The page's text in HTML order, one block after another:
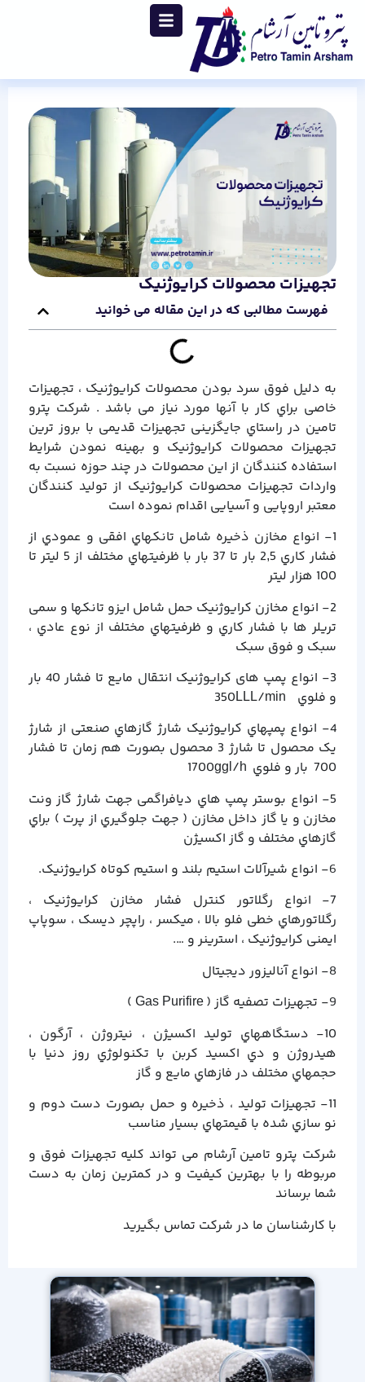
تجهیزات محصولات کرایوژنیک
فهرست مطالبی که در این مقاله می خوانید
به دلیل فوق سرد بودن محصولات کرایوژنیک ، تجهیزات
خاصی براي کار با آنها مورد نیاز می باشد . شرکت پترو
تامین در راستاي جایگزینی تجهیزات قدیمی با بروز ترین
تجهیزات محصولات کرایوژنیک و بهینه نمودن شرایط
استفاده کنندگان از این محصولات در چند حوزه نسبت به
واردات تجهیزات محصولات کرایوژنیک از تولید کنندگان
معتبر اروپایی و آسیایی اقدام نموده است
1- انواع مخازن ذخیره شامل تانکهاي افقی و عمودي از
فشار کاري 2,5 بار تا 37 بار با ظرفیتهاي مختلف از 5 لیتر تا
100 هزار لیتر
2- انواع مخازن کرایوژنیک حمل شامل ایزو تانکها و سمی
تریلر ها با فشار کاري و ظرفیتهاي مختلف از نوع عادي ،
سبک و فوق سبک
3- انواع پمپ های کرایوژنیک انتقال مایع تا فشار 40 بار
و فلوي 350LLL/min
4- انواع پمپهاي کرایوژنیک شارژ گازهاي صنعتی از شارژ
یک محصول تا شارژ 3 محصول بصورت هم زمان تا فشار
700 بار و فلوي 1700ggl/h
5- انواع بوستر پمپ هاي دیافراگمی جهت شارژ گاز ونت
مخازن و یا گاز داخل مخازن ( جهت جلوگیري از پرت ) براي
گازهاي مختلف و گاز اکسیژن
6- انواع شیرآلات استیم بلند و استیم کوتاه کرایوژنیک.
7- انواع رگلاتور کنترل فشار مخازن کرایوژنیک ،
رگلاتورهاي خطی فلو بالا ، میکسر ، راپچر دیسک ، سوپاپ
ایمنی کرایوژنیک ، استرینر و ….
8- انواع آنالیزور دیجیتال
9- تجهیزات تصفیه گاز ( Gas Purifire )
10- دستگاههاي تولید اکسیژن ، نیتروژن ، آرگون ،
هیدروژن و دي اکسید کربن با تکنولوژي روز دنیا با
حجمهاي مختلف در فازهاي مایع و گاز
11- تجهیزات تولید ، ذخیره و حمل بصورت دست دوم و
نو سازي شده با قیمتهاي بسیار مناسب
شرکت پترو تامین آرشام می تواند کلیه تجهیزات فوق و
مربوطه را با بهترین کیفیت و در کمترین زمان به دست
شما برساند
با کارشناسان ما در شرکت تماس بگیرید